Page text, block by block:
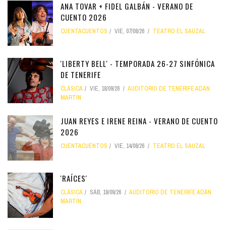
ANA TOVAR + FIDEL GALBÁN - VERANO DE
CUENTO 2026
CUENTACUENTOS VIE, 07/08/26 TEATRO EL SAUZAL
'LIBERTY BELL' - TEMPORADA 26-27 SINFÓNICA
DE TENERIFE
CLÁSICA VIE, 18/09/26
AUDITORIO DE TENERIFE ADÁN
MARTÍN
JUAN REYES E IRENE REINA - VERANO DE CUENTO
2026
CUENTACUENTOS VIE, 14/08/26 TEATRO EL SAUZAL
'RAÍCES'
CLÁSICA SÁB, 19/09/26
AUDITORIO DE TENERIFE ADÁN
MARTÍN